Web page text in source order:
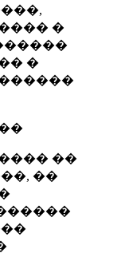
�
�
��
��